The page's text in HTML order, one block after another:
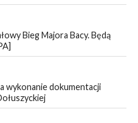
Bieg Majora Bacy. Będą
wykonanie dokumentacji